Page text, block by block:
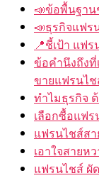
📣ข้อพื้นฐาน
📣ธุรกิจแฟร
📍ชี้เป้า แฟร
ข้อคำนึงถึงที่
ขายแฟรนไ
ทำไมธุรกิจ
เลือกซื้อแฟ
แฟรนไชส์สา
เอาใจสาย
แฟรนไชส์ ผั